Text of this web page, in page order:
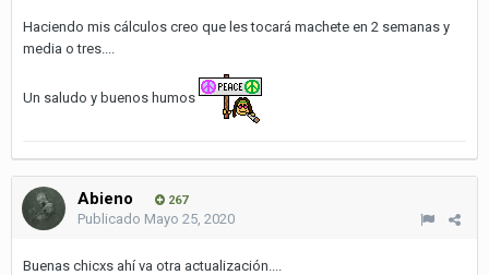
Haciendo mis cálculos creo que les tocará machete en 2 semanas y
media o tres....
Un saludo y buenos humos
Abieno 267
Publicado Mayo 25, 2020
Buenas chicxs ahí va otra actualización....